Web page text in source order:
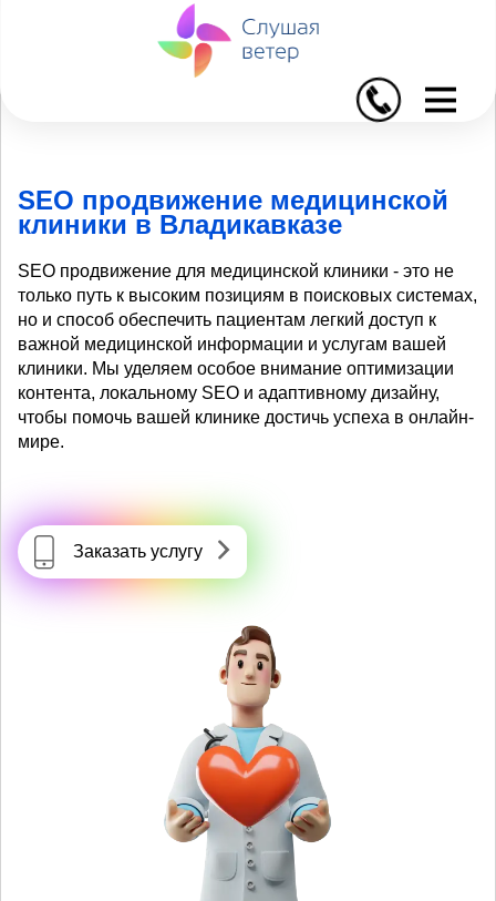
I
SEO продвижение медицинской
клиники в Владикавказе
SEO продвижение для медицинской клиники - это не
только путь к высоким позициям в поисковых системах,
но и способ обеспечить пациентам легкий доступ к
важной медицинской информации и услугам вашей
клиники. Мы уделяем особое внимание оптимизации
контента, локальному SEO и адаптивному дизайну,
чтобы помочь вашей клинике достичь успеха в онлайн-
мире.
Заказать услугу